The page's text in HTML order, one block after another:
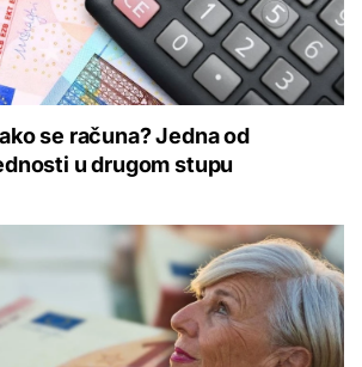
se računa? Jedna od
u drugom stupu